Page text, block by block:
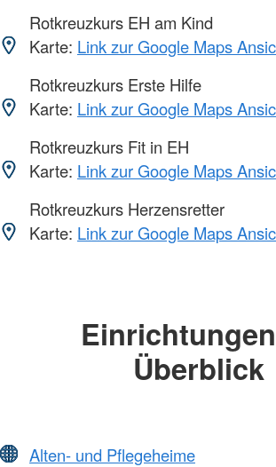
Rotkreuzkurs EH am Kind
Karte: Link zur Google Maps
Rotkreuzkurs Erste Hilfe
Karte: Link zur Google Maps
Rotkreuzkurs Fit in EH
Karte: Link zur Google Maps
Rotkreuzkurs Herzensretter
Karte: Link zur Google Maps
Überblick
Alten- und Pflegeheime